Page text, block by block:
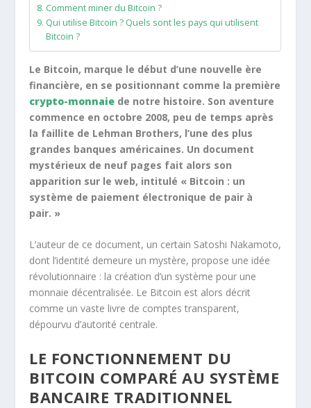
Comment miner du Bitcoin ?
Qui utilise Bitcoin ? Quels sont les pays qui utilisent
Bitcoin ?
Le Bitcoin, marque le début d’une nouvelle ère
financière, en se positionnant comme la première
crypto-monnaie de notre histoire. Son aventure
commence en octobre 2008, peu de temps après
la faillite de Lehman Brothers, l’une des plus
grandes banques américaines. Un document
mystérieux de neuf pages fait alors son
apparition sur le web, intitulé « Bitcoin : un
système de paiement électronique de pair à
pair. »
L’auteur de ce document, un certain Satoshi Nakamoto,
dont l’identité demeure un mystère, propose une idée
révolutionnaire : la création d’un système pour une
monnaie décentralisée. Le Bitcoin est alors décrit
comme un vaste livre de comptes transparent,
dépourvu d’autorité centrale.
LE FONCTIONNEMENT DU
BITCOIN COMPARÉ AU SYSTÈME
BANCAIRE TRADITIONNEL